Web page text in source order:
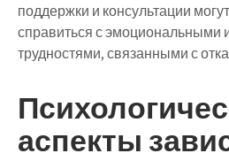
поддержки и консультации
справиться с эмоциональными
трудностями, связанными с
аспекты